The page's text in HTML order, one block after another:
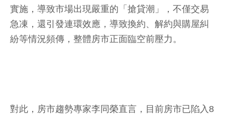
實施，導致市場出現嚴重的「搶貸潮」，不僅交易
急凍，還引發連環效應，導致換約、解約與購屋糾
紛等情況頻傳，整體房市正面臨空前壓力。
對此，房市趨勢專家李同榮直言，目前房市已陷入8